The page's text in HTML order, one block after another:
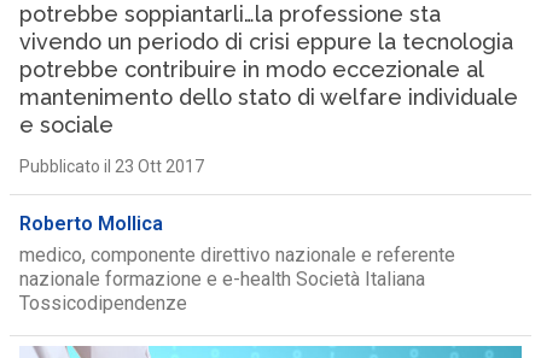
potrebbe soppiantarli…la professione sta
vivendo un periodo di crisi eppure la tecnologia
potrebbe contribuire in modo eccezionale al
mantenimento dello stato di welfare individuale
e sociale
Pubblicato il 23 Ott 2017
Roberto Mollica
medico, componente direttivo nazionale e referente
nazionale formazione e e-health Società Italiana
Tossicodipendenze